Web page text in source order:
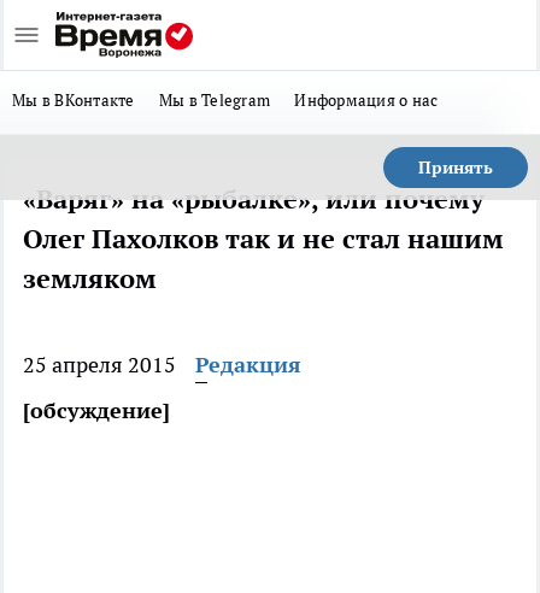
Мы в ВКонтакте Мы в Telegram Информация о нас
Принять
«Варяг» на «рыбалке», или почему
Олег Пахолков так и не стал нашим
земляком
25 апреля 2015
Редакция
[обсуждение]